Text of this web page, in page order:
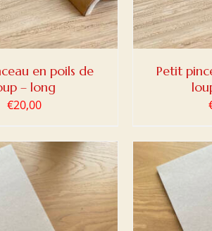
en poils de
– long
€20,00
Petit